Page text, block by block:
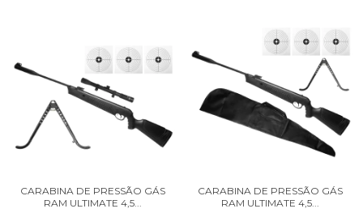
CARABINA DE PRESSÃO GÁS
RAM ULTIMATE 4,5...
CARABINA DE PRESSÃO GÁS
RAM ULTIMATE 4,5...